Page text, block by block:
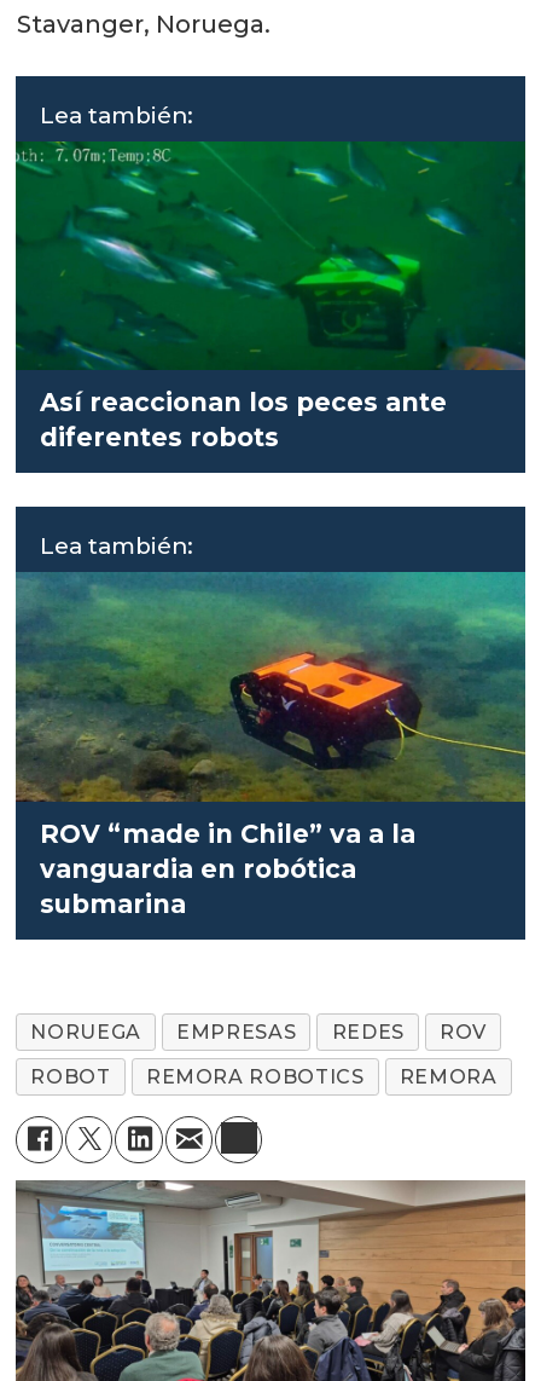
Stavanger, Noruega.
Lea también:
Así reaccionan los peces ante
diferentes robots
Lea también:
ROV “made in Chile” va a la
vanguardia en robótica
submarina
NORUEGA EMPRESAS REDES
ROV
ROBOT
REMORA ROBOTICS REMORA